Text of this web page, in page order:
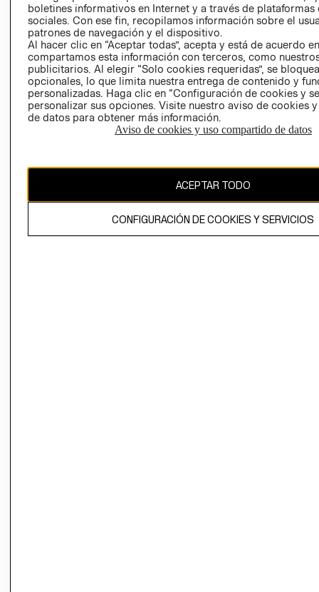
POLÍTICA
EMPRESARIAL
TÉRMINOS Y
CONDICIONES
AVISO DE
PRIVACIDAD
GIFT CARD
AVISO DE
COOKIES
CAMBIAR REGIÓN
boletines informativos en Internet y a través de plataformas
sociales. Con ese fin, recopilamos información sobre el
patrones de navegación y el dispositivo.
Al hacer clic en “Aceptar todas”, acepta y está de acuerdo
compartamos esta información con terceros, como
publicitarios. Al elegir “Solo cookies requeridas”, se
opcionales, lo que limita nuestra entrega de contenido y
personalizadas. Haga clic en “Configuración de cookies y
personalizar sus opciones. Visite nuestro aviso de cookies
de datos para obtener más información.
Aviso de cookies y uso compartido de datos
ACEPTAR TODO
CONFIGURACIÓN DE COOKIES Y SERVICIOS